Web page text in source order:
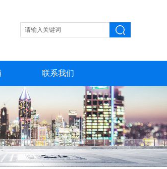
联系我们